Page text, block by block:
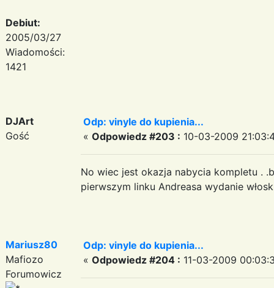
Debiut:
2005/03/27
Wiadomości:
1421
DJArt
Gość
Odp: vinyle do kupienia...
« Odpowiedz #203 : 10-03-2009
No wiec jest okazja nabycia kompletu .
pierwszym linku Andreasa wydanie
Mariusz80
Mafiozo
Forumowicz
Odp: vinyle do kupienia...
« Odpowiedz #204 : 11-03-2009